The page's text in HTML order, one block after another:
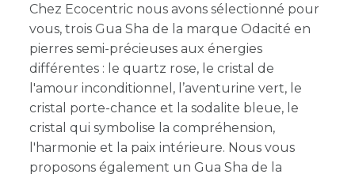
Chez Ecocentric nous avons sélectionné pour
vous, trois Gua Sha de la marque Odacité en
pierres semi-précieuses aux énergies
différentes : le quartz rose, le cristal de
l'amour inconditionnel, l’aventurine vert, le
cristal porte-chance et la sodalite bleue, le
cristal qui symbolise la compréhension,
l'harmonie et la paix intérieure. Nous vous
proposons également un Gua Sha de la